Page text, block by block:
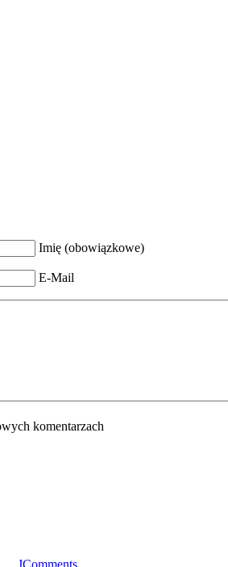
Imię (obowiązkowe)
E-Mail
komentarzach